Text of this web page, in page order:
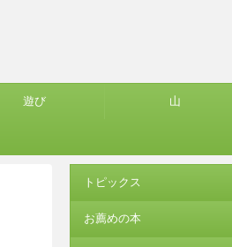
遊び 山
トピックス
お薦めの本